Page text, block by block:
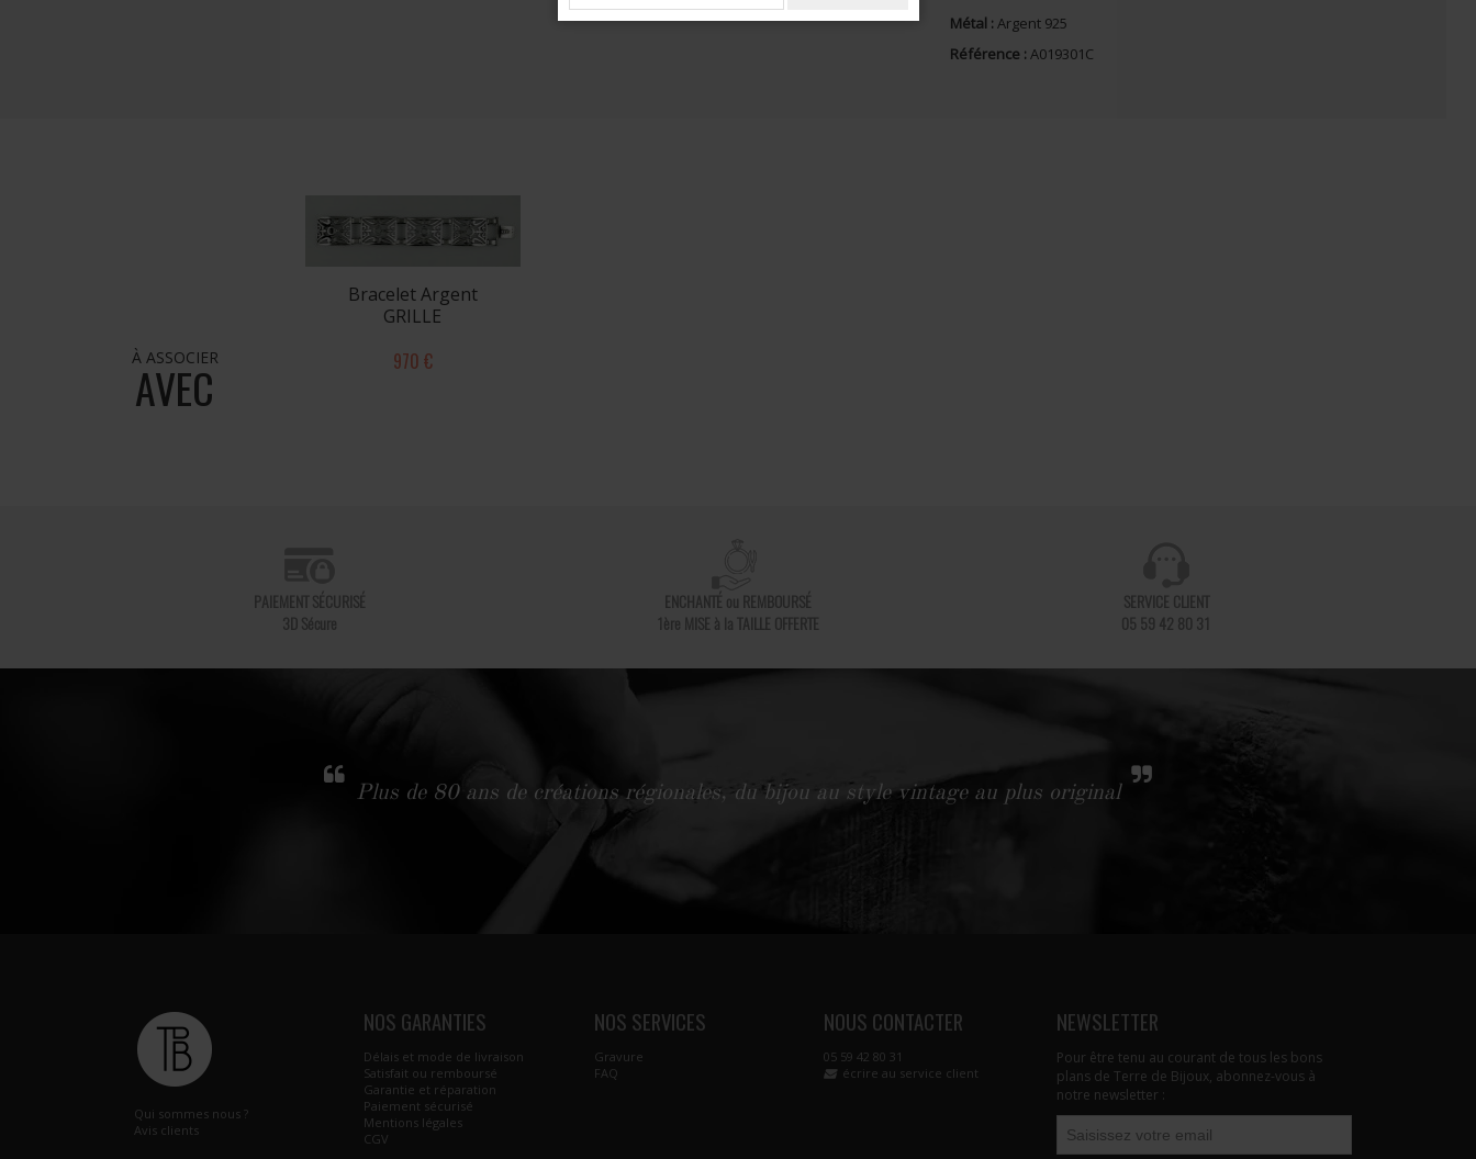
Métal :Argent 925
Référence :A019301C
À ASSOCIER
AVEC
Bracelet Argent
GRILLE
970 €
PAIEMENT SÉCURISÉ
3D Sécure
ENCHANTÉ ou REMBOURSÉ
1ère MISE à la TAILLE OFFERTE
SERVICE CLIENT
05 59 42 80 31
Plus de 80 ans de créations régionales, du bijou au style vintage au plus original
Qui sommes nous ?
Avis clients
NOS GARANTIES
Délais et mode de livraison
Satisfait ou remboursé
Garantie et réparation
Paiement sécurisé
Mentions légales
CGV
NOS SERVICES
Gravure
FAQ
NOUS CONTACTER
05 59 42 80 31
écrire au service client
NEWSLETTER
Pour être tenu au courant de tous les bons
plans de Terre de Bijoux, abonnez-vous à
notre newsletter :